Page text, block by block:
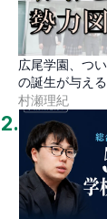
広尾学園、つ
の誕生が与え
村瀬理紀
2.